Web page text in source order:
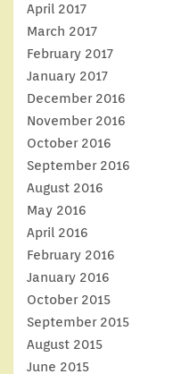
April 2017
March 2017
February 2017
January 2017
December 2016
November 2016
October 2016
September 2016
August 2016
May 2016
April 2016
February 2016
January 2016
October 2015
September 2015
August 2015
June 2015